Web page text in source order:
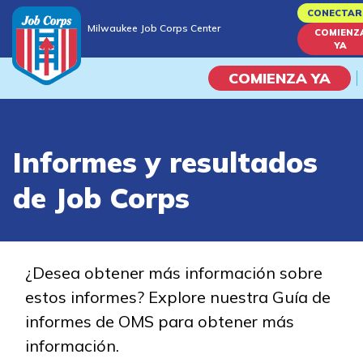
to
content
Milwaukee Job Corps Center
YA
COMIENZA YA
Vida En El Campus
Habilidades académicas
Estudiar
Programas de
Informes y resultados
de Job Corps
¿Desea obtener más información sobre
estos informes? Explore nuestra Guía de
informes de OMS para obtener más
información.